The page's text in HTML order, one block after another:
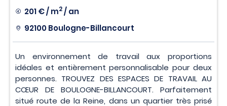
201 € / m2/ an
92100 Boulogne-Billancourt
Un environnement de travail aux proportions
idéales et entièrement personnalisable pour deux
personnes. TROUVEZ DES ESPACES DE TRAVAIL AU
CŒUR DE BOULOGNE-BILLANCOURT. Parfaitement
situé route de la Reine, dans un quartier très prisé